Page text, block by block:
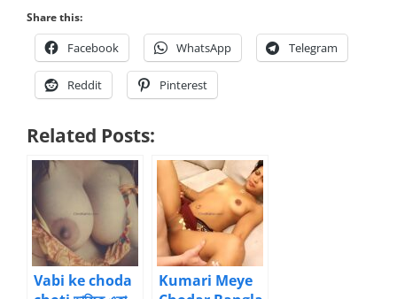
Share this:
Facebook WhatsApp Telegram
Reddit Pinterest
Related Posts:
Vabi ke choda
Kumari Meye